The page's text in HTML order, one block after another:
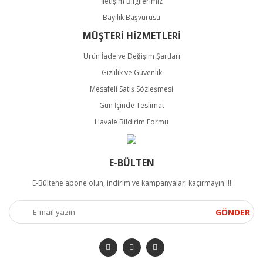
Bayilik Başvurusu
MÜŞTERİ HİZMETLERİ
Ürün İade ve Değişim Şartları
Gizlilik ve Güvenlik
Mesafeli Satış Sözleşmesi
Gün İçinde Teslimat
Havale Bildirim Formu
E-BÜLTEN
E-Bültene abone olun, indirim ve kampanyaları kaçırmayın.!!!
GÖNDER